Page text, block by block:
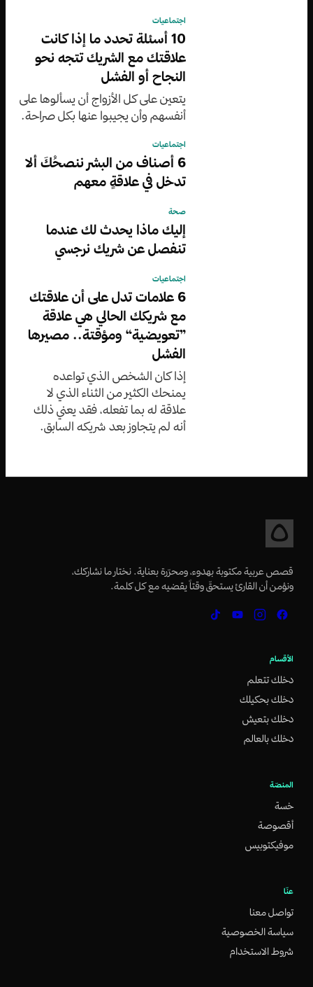
اجتماعيات
10 أسئلة تحدد ما إذا كانت
علاقتك مع الشريك تتجه نحو
النجاح أو الفشل
يتعين على كل الأزواج أن يسألوها على
أنفسهم وأن يجيبوا عنها بكل صراحة.
اجتماعيات
6 أصناف من البشر ننصحُكَ ألا
تدخل في علاقةٍ معهم
صحة
إليك ماذا يحدث لك عندما
تنفصل عن شريك نرجسي
اجتماعيات
6 علامات تدل على أن علاقتك
مع شريكك الحالي هي علاقة
”تعويضية“ ومؤقتة.. مصيرها
الفشل
إذا كان الشخص الذي تواعده
يمنحك الكثير من الثناء الذي لا
علاقة له بما تفعله، فقد يعني ذلك
أنه لم يتجاوز بعد شريكه السابق.
قصص عربية مكتوبة بهدوء، ومحرّرة بعناية. نختار ما نشاركك،
ونؤمن أن القارئ يستحقّ وقتاً يقضيه مع كل كلمة.
الأقسام
دخلك تتعلم
دخلك بحكيلك
دخلك بتعيش
دخلك بالعالم
المنصّة
خسة
أقصوصة
موفيكتوبيس
عنّا
تواصل معنا
سياسة الخصوصية
شروط الاستخدام